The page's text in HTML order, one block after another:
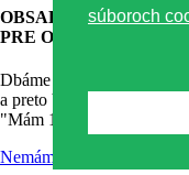
súboroch
OBSAH TEJTO
PRE OSOBY STARŠIE
Dbáme na zodpovedný
a preto Vás žiadame o
"Mám 18 + rokov"
Nemám 18 rokov